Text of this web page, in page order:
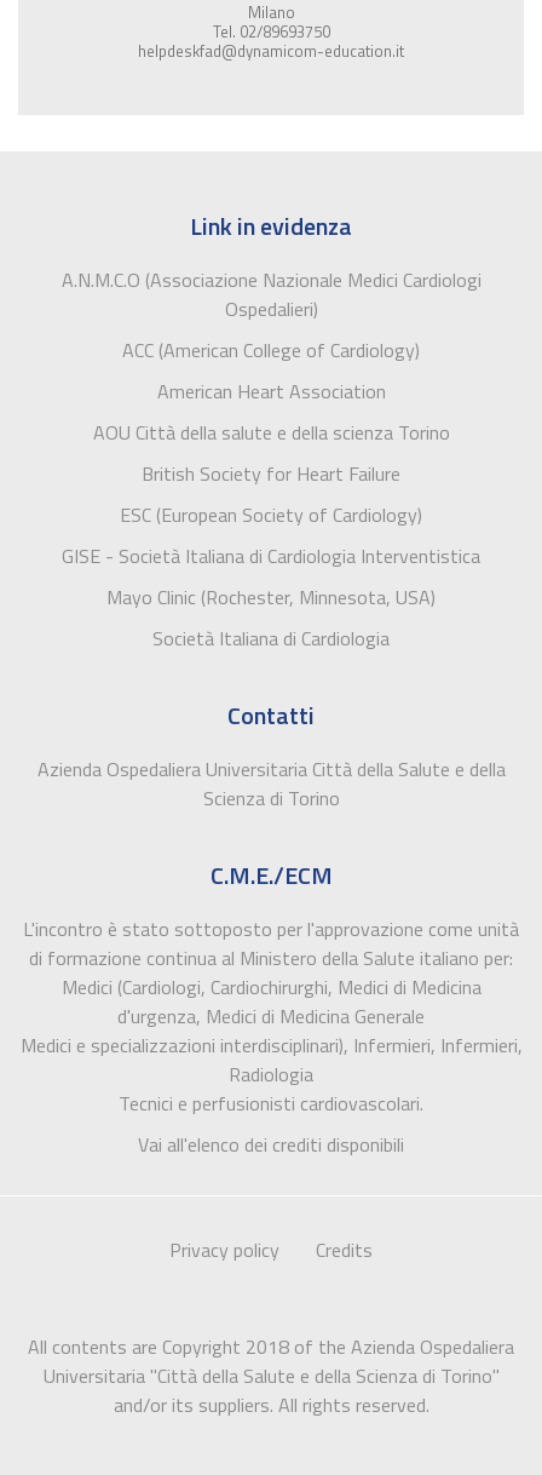
Milano
Tel. 02/89693750
helpdeskfad@dynamicom-education.it
Link in evidenza
A.N.M.C.O (Associazione Nazionale Medici Cardiologi
Ospedalieri)
ACC (American College of Cardiology)
American Heart Association
AOU Città della salute e della scienza Torino
British Society for Heart Failure
ESC (European Society of Cardiology)
GISE - Società Italiana di Cardiologia Interventistica
Mayo Clinic (Rochester, Minnesota, USA)
Società Italiana di Cardiologia
Contatti
Azienda Ospedaliera Universitaria Città della Salute e della
Scienza di Torino
C.M.E./ECM
L'incontro è stato sottoposto per l'approvazione come unità
di formazione continua al Ministero della Salute italiano per:
Medici (Cardiologi, Cardiochirurghi, Medici di Medicina
d'urgenza, Medici di Medicina Generale
Medici e specializzazioni interdisciplinari), Infermieri, Infermieri,
Radiologia
Tecnici e perfusionisti cardiovascolari.
Vai all'elenco dei crediti disponibili
Privacy policy Credits
All contents are Copyright 2018 of the Azienda Ospedaliera
Universitaria "Città della Salute e della Scienza di Torino"
and/or its suppliers. All rights reserved.